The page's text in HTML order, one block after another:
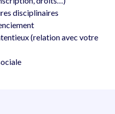
disciplinaires
(relation avec votre